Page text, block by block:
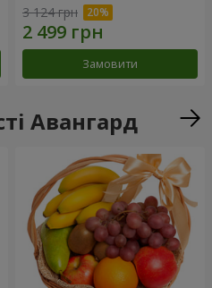
3 124 грн
Замовити
Авангард